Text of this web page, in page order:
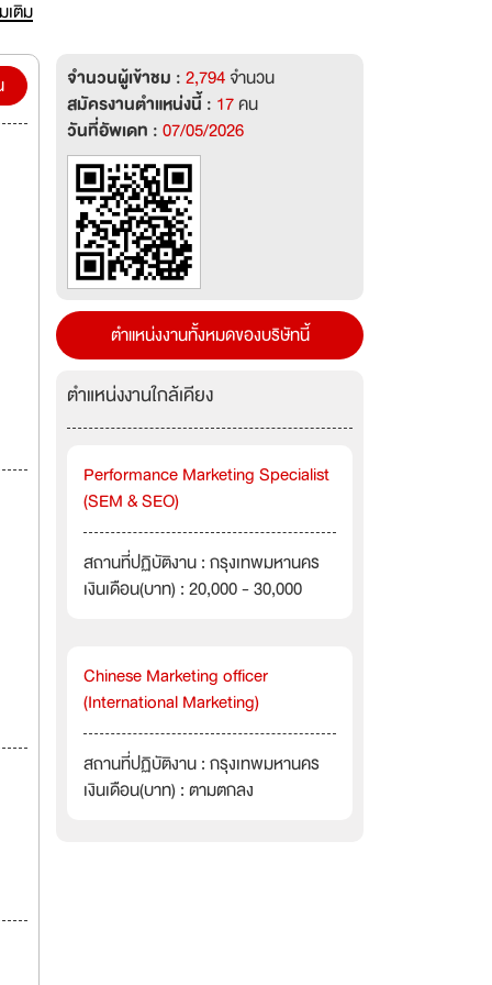
อ
: 0-
ง
ก
เติม
จำนวนผู้เข้าชม :2,794จำนวน
สมัครงานตำแหน่งนี้ : 17คน
วันที่อัพเดท :07/05/2026
ตำแหน่งงานทั้งหมดของบริษัทนี้
ตำแหน่งงานใกล้เคียง
Performance Marketing Specialist
(SEM & SEO)
สถานที่ปฏิบัติงาน : กรุงเทพมหานคร
เงินเดือน(บาท) : 20,000 - 30,000
Chinese Marketing officer
(International Marketing)
สถานที่ปฏิบัติงาน : กรุงเทพมหานคร
เงินเดือน(บาท) : ตามตกลง